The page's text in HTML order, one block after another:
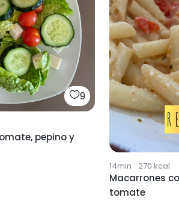
9
pepino y
14min · 270 kcal
Macarrones
tomate